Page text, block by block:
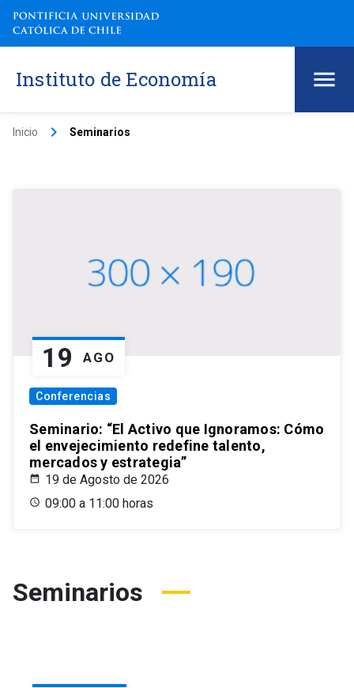
Instituto de Economía
Inicio keyboard_arrow_right Seminarios
19 AGO
Conferencias
Seminario: “El Activo que Ignoramos: Cómo
el envejecimiento redefine talento,
mercados y estrategia”
19 de Agosto de 2026
09:00 a 11:00 horas
Seminarios